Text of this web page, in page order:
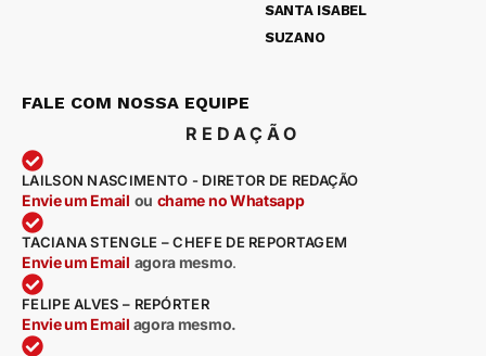
SANTA ISABEL
SUZANO
FALE COM NOSSA EQUIPE
REDAÇÃO
LAILSON NASCIMENTO - DIRETOR DE REDAÇÃO
Envie um Email ou chame no Whatsapp
TACIANA STENGLE – CHEFE DE REPORTAGEM
Envie um Email agora mesmo.
FELIPE ALVES – REPÓRTER
Envie um Email agora mesmo.